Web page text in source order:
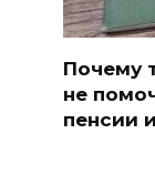
Почему
не
пенсии